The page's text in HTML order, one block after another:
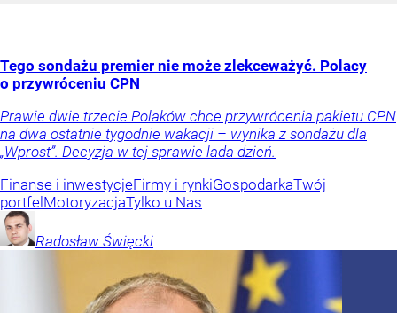
Tego sondażu premier nie może zlekceważyć. Polacy
o przywróceniu CPN
Prawie dwie trzecie Polaków chce przywrócenia pakietu CPN
na dwa ostatnie tygodnie wakacji – wynika z sondażu dla
„Wprost”. Decyzja w tej sprawie lada dzień.
Finanse i inwestycjeFirmy i rynkiGospodarkaTwój
portfel MotoryzacjaTylko u Nas
Radosław Święcki